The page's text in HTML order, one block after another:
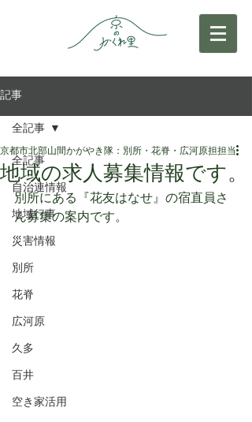
記事
全記事
自治連情報
地域行事
災害情報
別所
花脊
広河原
久多
百井
空き家活用
全記事
地域の求人募集情報です。
京都市北部山間かがやき隊：別所・花脊・広河原担担当
別所にある『花友はなせ』の宿直員さ
ん募集の案内です。